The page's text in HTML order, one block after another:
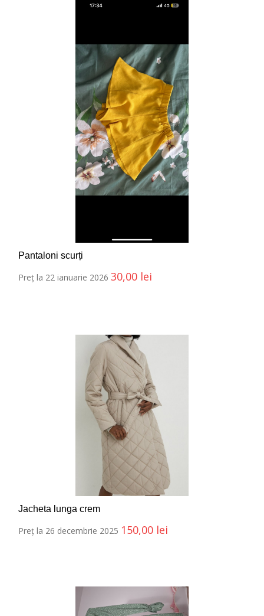
Pantaloni scurți
Preț la 22 ianuarie 2026 30,00 lei
Jacheta lunga crem
Preț la 26 decembrie 2025 150,00 lei